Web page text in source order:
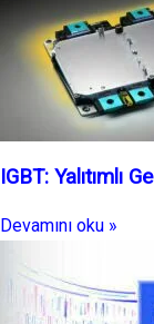
IGBT: Yalıtımlı
Devamını oku »